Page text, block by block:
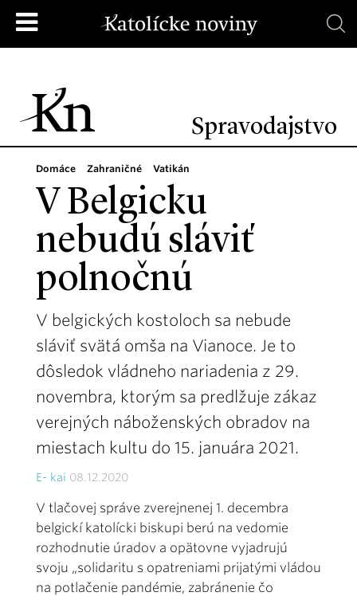
Spravodajstvo
Domáce Zahraničné Vatikán
V Belgicku
nebudú sláviť
polnočnú
V belgických kostoloch sa nebude
sláviť svätá omša na Vianoce. Je to
dôsledok vládneho nariadenia z 29.
novembra, ktorým sa predlžuje zákaz
verejných náboženských obradov na
miestach kultu do 15. januára 2021.
E- kai 08.12.2020
V tlačovej správe zverejnenej 1. decembra
belgickí katolícki biskupi berú na vedomie
rozhodnutie úradov a opätovne vyjadrujú
svoju „solidaritu s opatreniami prijatými vládou
na potlačenie pandémie, zabránenie čo